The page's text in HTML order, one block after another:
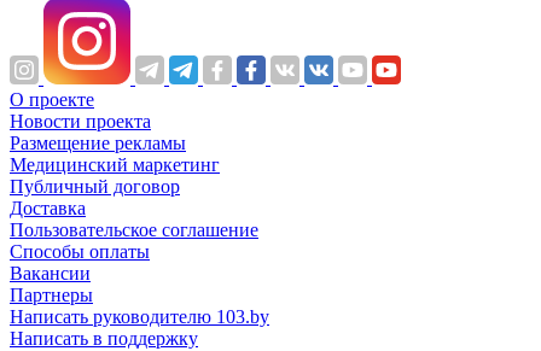
О проекте
Новости проекта
Размещение рекламы
Медицинский маркетинг
Публичный договор
Доставка
Пользовательское соглашение
Способы оплаты
Вакансии
Партнеры
Написать руководителю 103.by
Написать в поддержку